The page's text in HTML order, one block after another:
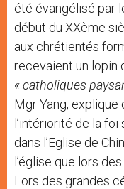
été évangélisé par
début du XXème
aux chrétientés
recevaient un lopin
« catholiques
Mgr Yang,
l’intériorité de la
dans l’Eglise de
l’église que lors
Lors des grandes